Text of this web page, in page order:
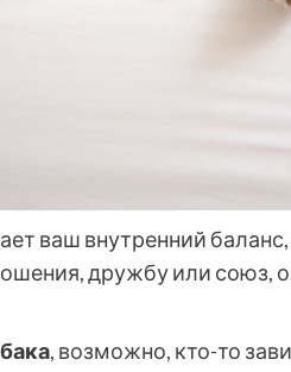
ваш внутренний
дружбу или союз,
, возможно, кто-то